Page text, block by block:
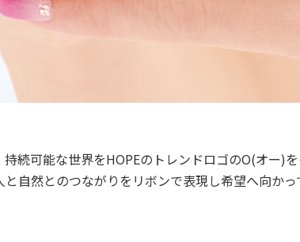
続可能な世界をHOPEのトレンドロゴのO(オー)
自然とのつながりをリボンで表現し希望へ向か